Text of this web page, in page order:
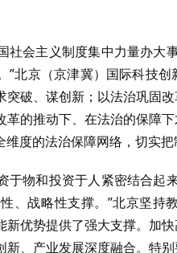
社会主义制度集中力量办大
”北京（京津冀）国际科技
破、谋创新；以法治巩固
的推动下、在法治的保障
度的法治保障网络，切实把
于物和投资于人紧密结合起
、战略性支撑。”北京坚持
优势提供了强大支撑。加
、产业发展深度融合。特